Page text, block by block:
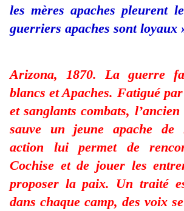
les mères apaches pleurent
guerriers apaches sont loyaux
Arizona, 1870. La guerre
blancs et Apaches. Fatigué
et sanglants combats,
sauve un jeune apache
action lui permet de
Cochise et de jouer les
proposer la paix. Un traité
dans chaque camp, des voix